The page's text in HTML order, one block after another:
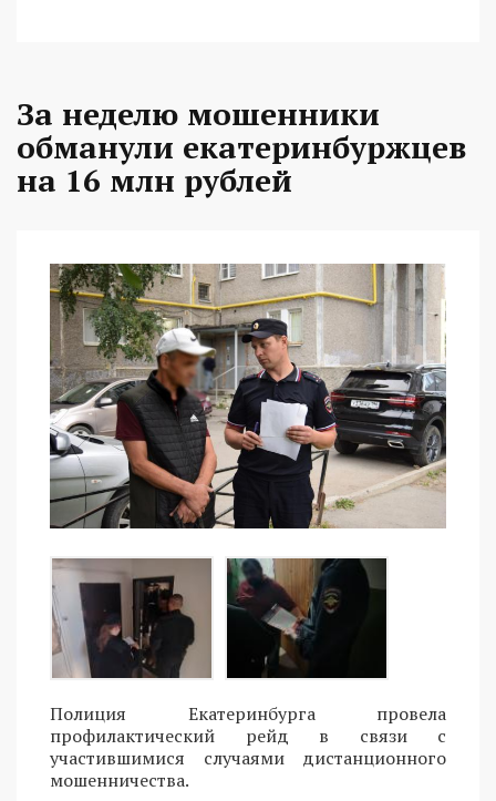
За неделю мошенники
обманули екатеринбуржцев
на 16 млн рублей
Полиция Екатеринбурга провела
профилактический рейд в связи с
участившимися случаями дистанционного
мошенничества.